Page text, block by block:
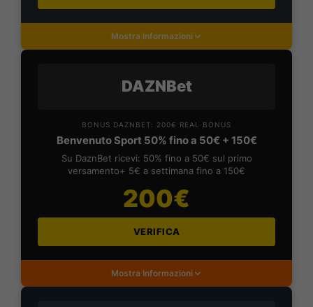
Mostra Informazioni
DAZNBet
BONUS DAZNBET: 200€ REAL BONUS
Benvenuto Sport 50% fino a 50€ + 150€
Su DaznBet ricevi: 50% fino a 50€ sul primo
versamento+ 5€ a settimana fino a 150€
200€
VERIFICA
Mostra Informazioni